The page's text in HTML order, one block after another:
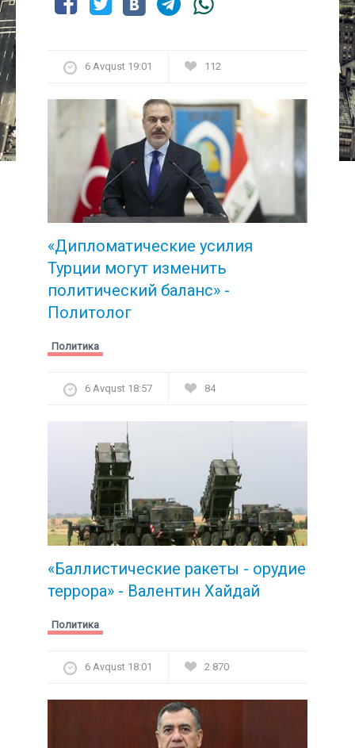
6 Avqust 19:01 112
«Дипломатические усилия
Турции могут изменить
политический баланс» -
Политолог
Политика
6 Avqust 18:57 84
«Баллистические ракеты - орудие
террора» - Валентин Хайдай
Политика
6 Avqust 18:01 2 870